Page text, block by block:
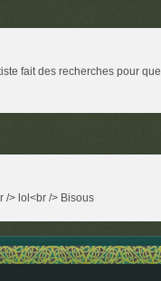
fait des recherches pour
/> lol<br /> Bisous